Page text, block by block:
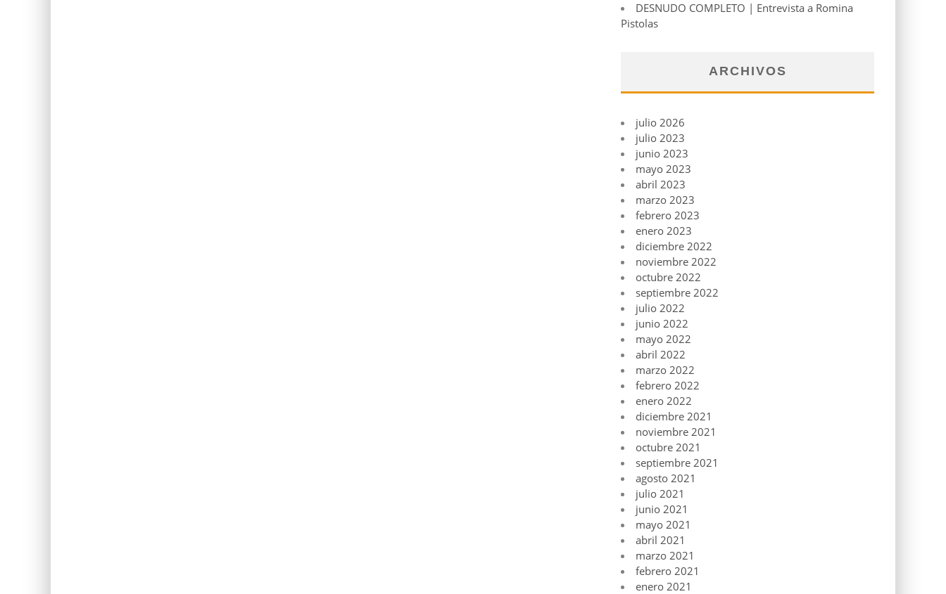
DESNUDO COMPLETO | Entrevista a Romina
Pistolas
ARCHIVOS
julio 2026
julio 2023
junio 2023
mayo 2023
abril 2023
marzo 2023
febrero 2023
enero 2023
diciembre 2022
noviembre 2022
octubre 2022
septiembre 2022
julio 2022
junio 2022
mayo 2022
abril 2022
marzo 2022
febrero 2022
enero 2022
diciembre 2021
noviembre 2021
octubre 2021
septiembre 2021
agosto 2021
julio 2021
junio 2021
mayo 2021
abril 2021
marzo 2021
febrero 2021
enero 2021